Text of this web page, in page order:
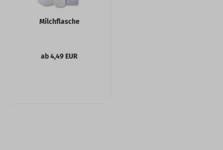
Milchflasche
ab 4,49 EUR